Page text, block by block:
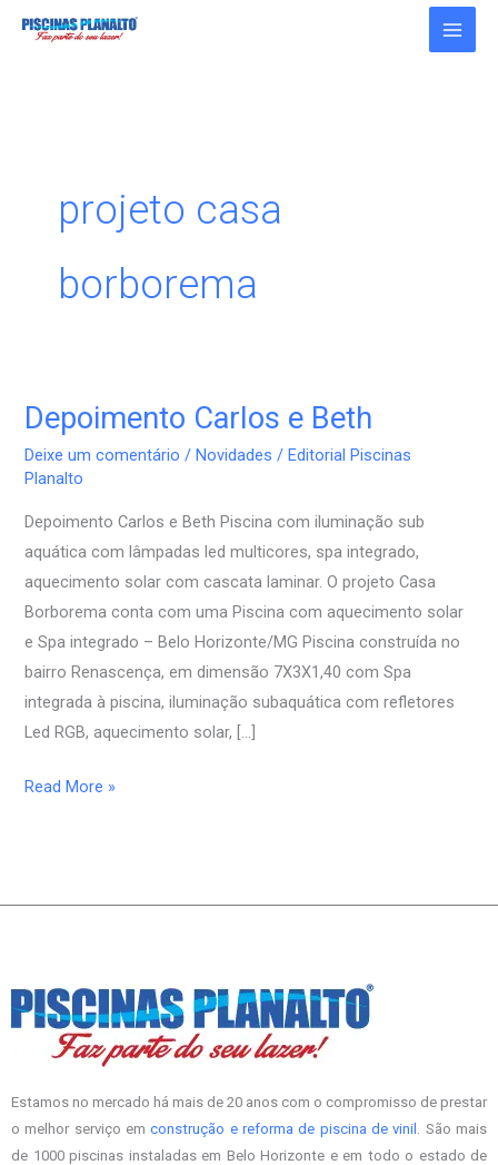
projeto casa
borborema
Depoimento Carlos e Beth
Deixe um comentário /Novidades /Editorial Piscinas
Planalto
Depoimento Carlos e Beth Piscina com iluminação sub
aquática com lâmpadas led multicores, spa integrado,
aquecimento solar com cascata laminar. O projeto Casa
Borborema conta com uma Piscina com aquecimento solar
e Spa integrado – Belo Horizonte/MG Piscina construída no
bairro Renascença, em dimensão 7X3X1,40 com Spa
integrada à piscina, iluminação subaquática com refletores
Led RGB, aquecimento solar, […]
Depoimento
e
Read More »
Estamos no mercado há mais de 20 anos com o compromisso de prestar
o melhor serviço emconstrução e reforma de piscina de vinil . São mais
de 1000 piscinas instaladas em Belo Horizonte e em todo o estado de